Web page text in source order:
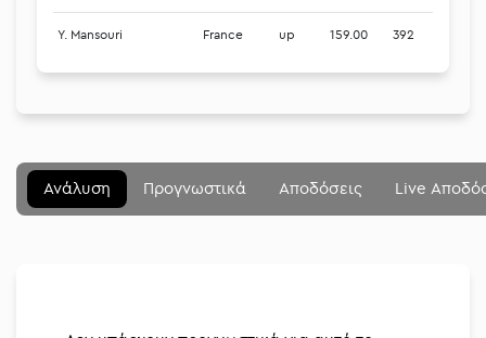
Y. Mansouri France up 159.00 392
Ανάλυση Προγνωστικά Αποδόσεις Live
Μενού Κλείσιμο
Αναλύσεις